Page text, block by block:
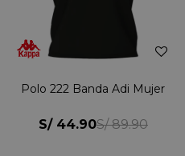
Polo 222 Banda Adi Mujer
S/ 44.90S/ 89.90